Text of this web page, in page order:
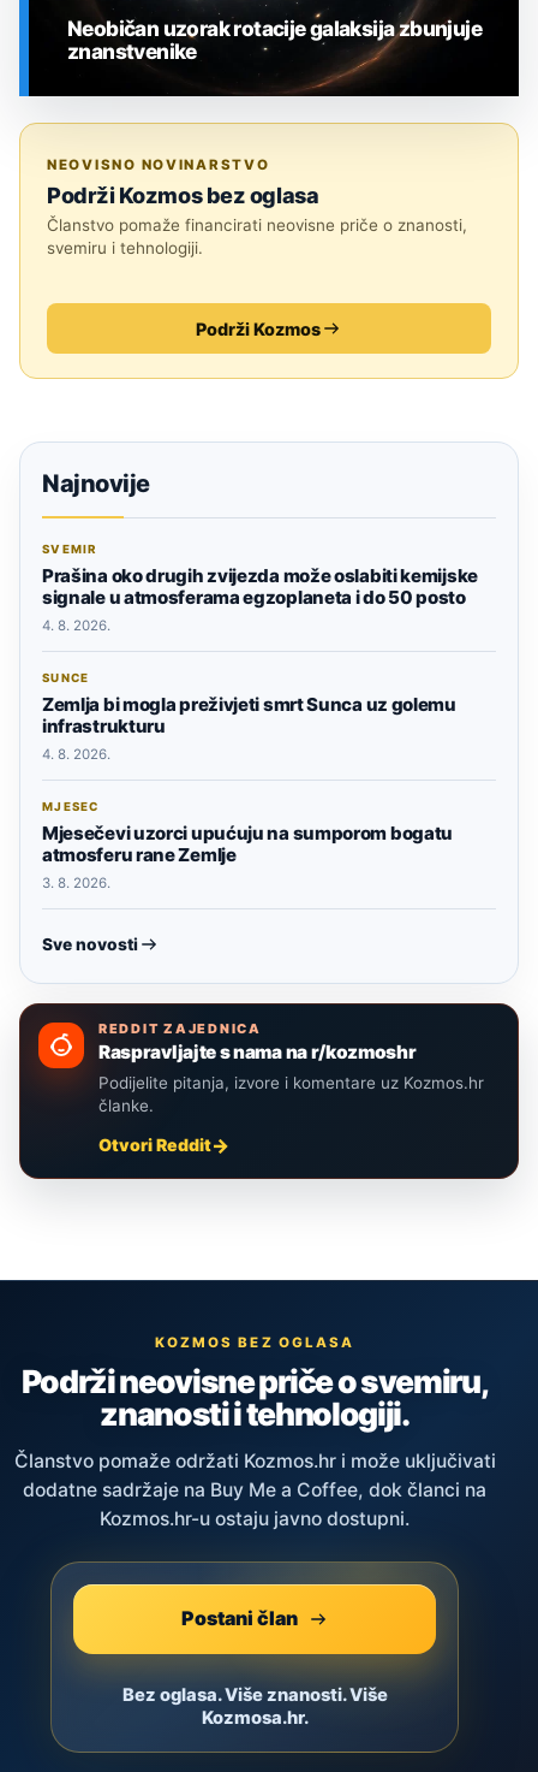
Neobičan uzorak rotacije galaksija zbunjuje
znanstvenike
NEOVISNO NOVINARSTVO
Podrži Kozmos bez oglasa
Članstvo pomaže financirati neovisne priče o znanosti,
svemiru i tehnologiji.
Podrži Kozmos
Najnovije
SVEMIR
Prašina oko drugih zvijezda može oslabiti kemijske
signale u atmosferama egzoplaneta i do 50 posto
4. 8. 2026.
SUNCE
Zemlja bi mogla preživjeti smrt Sunca uz golemu
infrastrukturu
4. 8. 2026.
MJESEC
Mjesečevi uzorci upućuju na sumporom bogatu
atmosferu rane Zemlje
3. 8. 2026.
Sve novosti
REDDIT ZAJEDNICA
Raspravljajte s nama na r/kozmoshr
Podijelite pitanja, izvore i komentare uz Kozmos.hr
članke.
Otvori Reddit
KOZMOS BEZ OGLASA
Podrži neovisne priče o svemiru,
znanosti i tehnologiji.
Članstvo pomaže održati Kozmos.hr i može uključivati
dodatne sadržaje na Buy Me a Coffee, dok članci na
Kozmos.hr-u ostaju javno dostupni.
Postani član
Bez oglasa. Više znanosti. Više
Kozmosa.hr.